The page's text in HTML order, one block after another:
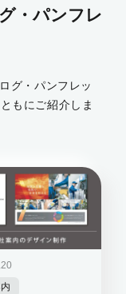
・パンフレ
グ・パンフレッ
もにご紹介しま